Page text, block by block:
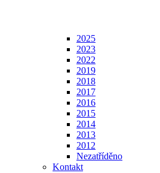
2025
2023
2022
2019
2018
2017
2016
2015
2014
2013
2012
Nezatříděno
Kontakt